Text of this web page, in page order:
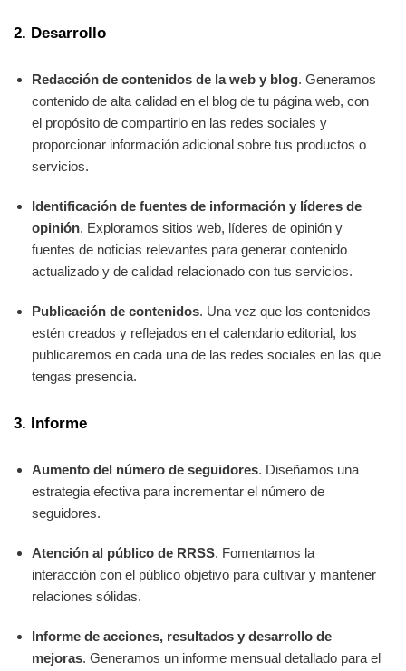
2. Desarrollo
Redacción de contenidos de la web y blog. Generamos
contenido de alta calidad en el blog de tu página web, con
el propósito de compartirlo en las redes sociales y
proporcionar información adicional sobre tus productos o
servicios.
Identificación de fuentes de información y líderes de
opinión. Exploramos sitios web, líderes de opinión y
fuentes de noticias relevantes para generar contenido
actualizado y de calidad relacionado con tus servicios.
Publicación de contenidos. Una vez que los contenidos
estén creados y reflejados en el calendario editorial, los
publicaremos en cada una de las redes sociales en las que
tengas presencia.
3. Informe
Aumento del número de seguidores. Diseñamos una
estrategia efectiva para incrementar el número de
seguidores.
Atención al público de RRSS. Fomentamos la
interacción con el público objetivo para cultivar y mantener
relaciones sólidas.
Informe de acciones, resultados y desarrollo de
mejoras. Generamos un informe mensual detallado para el